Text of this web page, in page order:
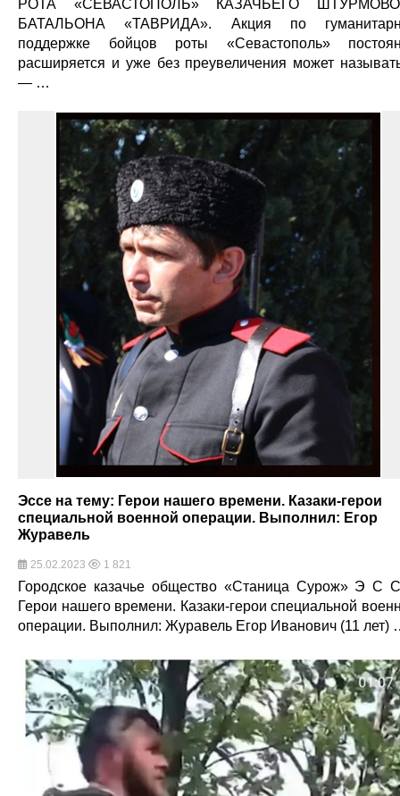
РОТА «СЕВАСТОПОЛЬ» КАЗАЧЬЕГО
БАТАЛЬОНА «ТАВРИДА». Акция по
поддержке бойцов роты «Севастополь»
расширяется и уже без преувеличения может
— …
Эссе на тему: Герои нашего времени. Казаки-герои
специальной военной операции. Выполнил: Егор
Журавель
25.02.2023 1 821
Городское казачье общество «Станица Сурож» Э С
Герои нашего времени. Казаки-герои специальной
операции. Выполнил: Журавель Егор Иванович (11 лет)